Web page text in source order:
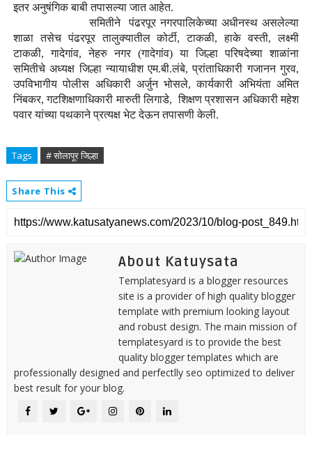
इतर अनुषंगिक बाबी तपासल्या जात आहेत.
समितीने पंढरपूर नगरपालिकेच्या अधीनस्थ असलेल्या
शाळा तसेच पंढरपूर तालुक्यातील कोर्टी, टाकळी, हाके वस्ती, लक्ष्‍मी
टाकळी, गादेगांव, नेहरु नगर (गादेगांव) या जिल्हा परिषदेच्या शाळांना
समितीचे अध्यक्ष जिल्हा न्यायाधीश एम.बी.लंबे, प्रांताधिकारी गजानन गुरव,
उपविभागीय पोलीस अधिकारी अर्जुन भोसले, कार्यकारी अभियंता अमित
निंबकर, गटशिक्षणाधिकारी मारुती लिगाडे, शिक्षण प्रशासन अधिकारी महेश
पवार यांच्या पथकाने प्रत्यक्ष भेट देऊन तपासणी केली.
Tags # सोलापूर जिल्हा
Share This
About Katuysata
Templatesyard is a blogger resources
site is a provider of high quality blogger
template with premium looking layout
and robust design. The main mission of
templatesyard is to provide the best
quality blogger templates which are
professionally designed and perfectlly seo optimized to deliver
best result for your blog.